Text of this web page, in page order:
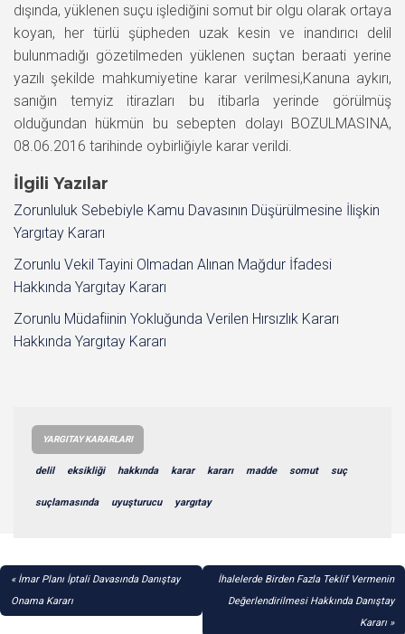
dışında, yüklenen suçu işlediğini somut bir olgu olarak ortaya
koyan, her türlü şüpheden uzak kesin ve inandırıcı delil
bulunmadığı gözetilmeden yüklenen suçtan beraati yerine
yazılı şekilde mahkumiyetine karar verilmesi,Kanuna aykırı,
sanığın temyiz itirazları bu itibarla yerinde görülmüş
olduğundan hükmün bu sebepten dolayı BOZULMASINA,
08.06.2016 tarihinde oybirliğiyle karar verildi.
İlgili Yazılar
Zorunluluk Sebebiyle Kamu Davasının Düşürülmesine İlişkin
Yargıtay Kararı
Zorunlu Vekil Tayini Olmadan Alınan Mağdur İfadesi
Hakkında Yargıtay Kararı
Zorunlu Müdafiinin Yokluğunda Verilen Hırsızlık Kararı
Hakkında Yargıtay Kararı
YARGITAY KARARLARI
delil eksikliği hakkında karar kararı madde somut suç
suçlamasında uyuşturucu yargıtay
YAZI
GEZINMESI
İmar Planı İptali Davasında Danıştay
Onama Kararı
İhalelerde Birden Fazla Teklif Vermenin
Değerlendirilmesi Hakkında Danıştay
Kararı